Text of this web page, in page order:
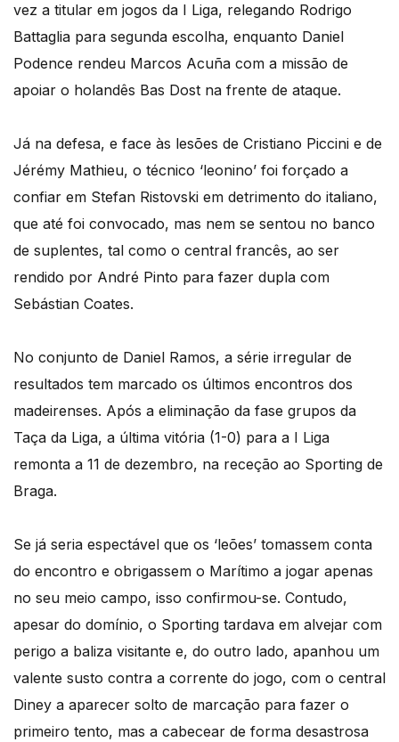
vez a titular em jogos da I Liga, relegando Rodrigo
Battaglia para segunda escolha, enquanto Daniel
Podence rendeu Marcos Acuña com a missão de
apoiar o holandês Bas Dost na frente de ataque.
Já na defesa, e face às lesões de Cristiano Piccini e de
Jérémy Mathieu, o técnico ‘leonino’ foi forçado a
confiar em Stefan Ristovski em detrimento do italiano,
que até foi convocado, mas nem se sentou no banco
de suplentes, tal como o central francês, ao ser
rendido por André Pinto para fazer dupla com
Sebástian Coates.
No conjunto de Daniel Ramos, a série irregular de
resultados tem marcado os últimos encontros dos
madeirenses. Após a eliminação da fase grupos da
Taça da Liga, a última vitória (1-0) para a I Liga
remonta a 11 de dezembro, na receção ao Sporting de
Braga.
Se já seria espectável que os ‘leões’ tomassem conta
do encontro e obrigassem o Marítimo a jogar apenas
no seu meio campo, isso confirmou-se. Contudo,
apesar do domínio, o Sporting tardava em alvejar com
perigo a baliza visitante e, do outro lado, apanhou um
valente susto contra a corrente do jogo, com o central
Diney a aparecer solto de marcação para fazer o
primeiro tento, mas a cabecear de forma desastrosa